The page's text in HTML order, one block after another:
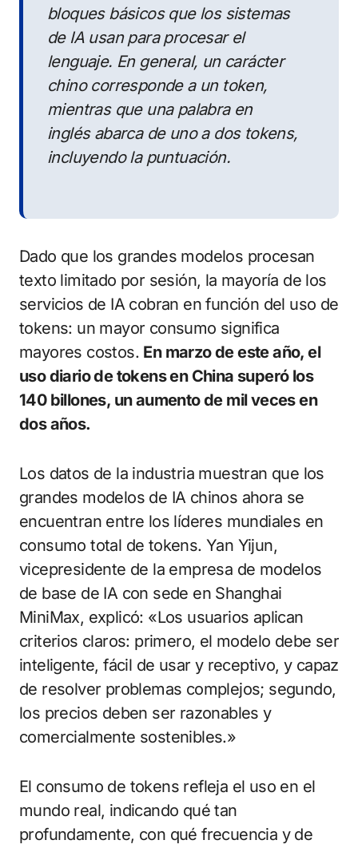
bloques básicos que los sistemas
de IA usan para procesar el
lenguaje. En general, un carácter
chino corresponde a un token,
mientras que una palabra en
inglés abarca de uno a dos tokens,
incluyendo la puntuación.
Dado que los grandes modelos procesan
texto limitado por sesión, la mayoría de los
servicios de IA cobran en función del uso de
tokens: un mayor consumo significa
mayores costos. En marzo de este año, el
uso diario de tokens en China superó los
140 billones, un aumento de mil veces en
dos años.
Los datos de la industria muestran que los
grandes modelos de IA chinos ahora se
encuentran entre los líderes mundiales en
consumo total de tokens. Yan Yijun,
vicepresidente de la empresa de modelos
de base de IA con sede en Shanghai
MiniMax, explicó: «Los usuarios aplican
criterios claros: primero, el modelo debe ser
inteligente, fácil de usar y receptivo, y capaz
de resolver problemas complejos; segundo,
los precios deben ser razonables y
comercialmente sostenibles.»
El consumo de tokens refleja el uso en el
mundo real, indicando qué tan
profundamente, con qué frecuencia y de